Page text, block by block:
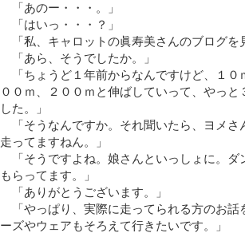
「あのー・・・。」
「はいっ・・・？」
「私、キャロットの眞寿美さんのブログを
「あら、そうでしたか。」
「ちょうど１年前からなんですけど、１０
００ｍ、２００ｍと伸ばしていって、やっ
した。」
「そうなんですか。それ聞いたら、ヨメさ
走ってますねん。」
「そうですよね。娘さんといっしょに。ダ
もらってます。」
「ありがとうございます。」
「やっぱり、実際に走ってられる方のお話
ーズやウェアもそろえて行きたいです。」